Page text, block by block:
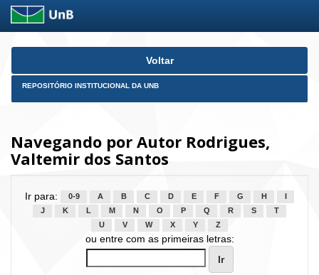
Skip
Voltar
REPOSITÓRIO INSTITUCIONAL DA UNB
Navegando por Autor Rodrigues,
Valtemir dos Santos
Ir para: 0-9 A B C D E F G H
J
K L M N O P Q R S
T
U
V W X Y Z
ou entre com as primeiras letras: